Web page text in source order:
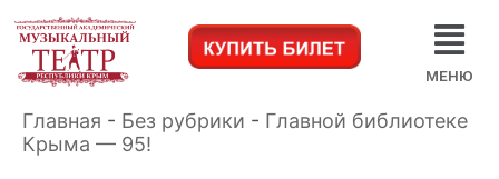
МЕНЮ
Главная - Без рубрики - Главной библиотеке
Крыма — 95!